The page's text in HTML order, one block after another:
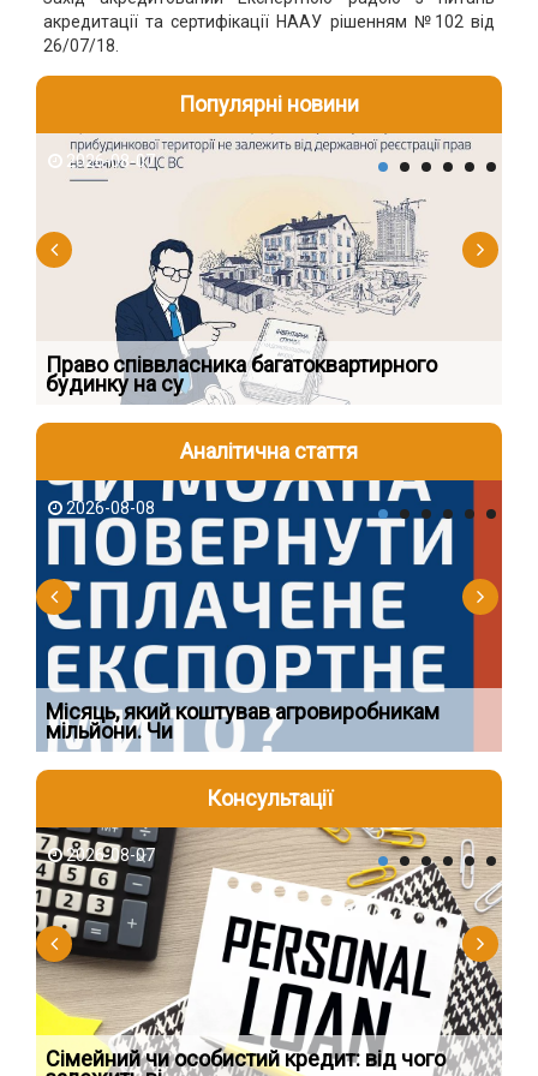
акредитації та сертифікації НААУ рішенням №102 від
26/07/18.
Популярні новини
2026-08-07
Право співвласника багатоквартирного
будинку на су
Аналітична стаття
2026-08-08
Місяць, який коштував агровиробникам
мільйони. Чи
Консультації
2026-08-07
Сімейний чи особистий кредит: від чого